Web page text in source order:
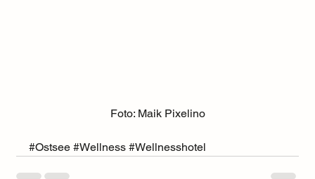
Foto: Maik Pixelino
#Ostsee #Wellness #Wellnesshotel